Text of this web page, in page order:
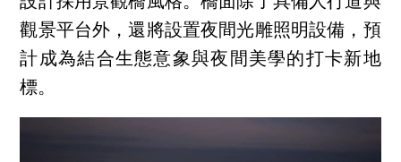
觀景平台外，還將設置夜間光雕照明設備，預
計成為結合生態意象與夜間美學的打卡新地
標。